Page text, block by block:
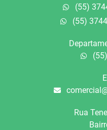
(55)
(55)
Rua